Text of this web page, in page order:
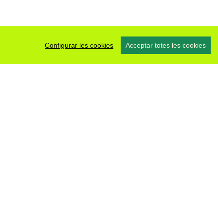
Configurar les cookies Acceptar totes les cookies